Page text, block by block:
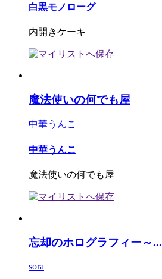
白黒モノローグ
内開きケーキ
魔法使いの何でも屋
中華うんこ
中華うんこ
魔法使いの何でも屋
忘却のホログラフィー～...
sora